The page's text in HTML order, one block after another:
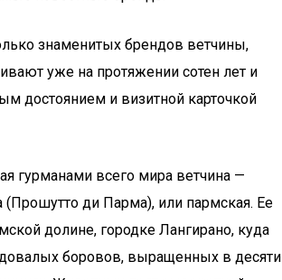
знаменитых брендов ветчины,
уже на протяжении сотен лет и
достоянием и визитной карточкой
гурманами всего мира ветчина —
(Прошутто ди Парма), или пармская. Ее
долине, городке Лангирано, куда
боровов, выращенных в десяти